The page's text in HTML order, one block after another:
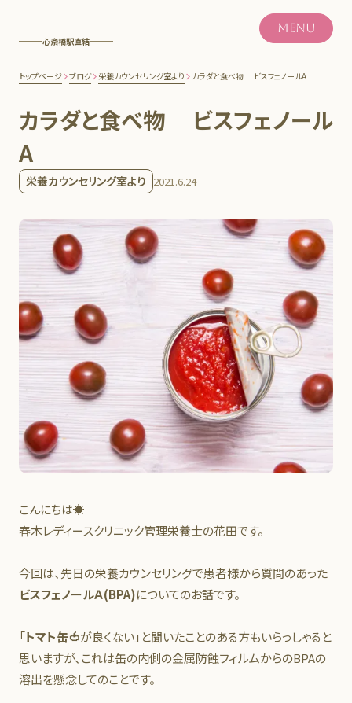
心斎橋駅直結
MENU
トップページ ブログ 栄養カウンセリング室より カラダと食べ物 ビスフェノールA
カラダと食べ物 ビスフェノール
A
栄養カウンセリング室より 2021.6.24
こんにちは☀
春木レディースクリニック管理栄養士の花田です。
今回は、先日の栄養カウンセリングで患者様から質問のあった
ビスフェノールＡ(BPA)についてのお話です。
「トマト缶🍅が良くない」と聞いたことのある方もいらっしゃると
思いますが、これは缶の内側の金属防蝕フィルムからのBPAの
溶出を懸念してのことです。